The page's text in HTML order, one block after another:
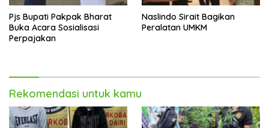
Pjs Bupati Pakpak Bharat
Buka Acara Sosialisasi
Perpajakan
Naslindo Sirait Bagikan
Peralatan UMKM
Rekomendasi untuk kamu